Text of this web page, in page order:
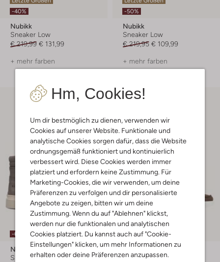
Hm, Cookies!
Um dir bestmöglich zu dienen, verwenden wir
Cookies auf unserer Website. Funktionale und
analytische Cookies sorgen dafür, dass die Website
ordnungsgemäß funktioniert und kontinuierlich
verbessert wird. Diese Cookies werden immer
platziert und erfordern keine Zustimmung. Für
Marketing-Cookies, die wir verwenden, um deine
Präferenzen zu verfolgen und dir personalisierte
Angebote zu zeigen, bitten wir um deine
Zustimmung. Wenn du auf "Ablehnen" klickst,
werden nur die funktionalen und analytischen
Cookies platziert. Du kannst auch auf "Cookie-
Einstellungen" klicken, um mehr Informationen zu
erhalten oder deine Präferenzen anzupassen.
-40%
Nubikk
Sneaker Low
€ 219,99 € 131,99
+ mehr farben
-50%
Nubikk
Sneaker Low
€ 219,95 € 109,99
+ mehr farben
-60%
Nubikk
Sneaker High
Nubikk
Sneaker Low